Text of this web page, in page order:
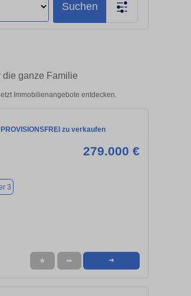
Suchen
die ganze Familie
Immobilienangebote entdecken.
zu verkaufen
279.000 €
3
★ ➦ ➜